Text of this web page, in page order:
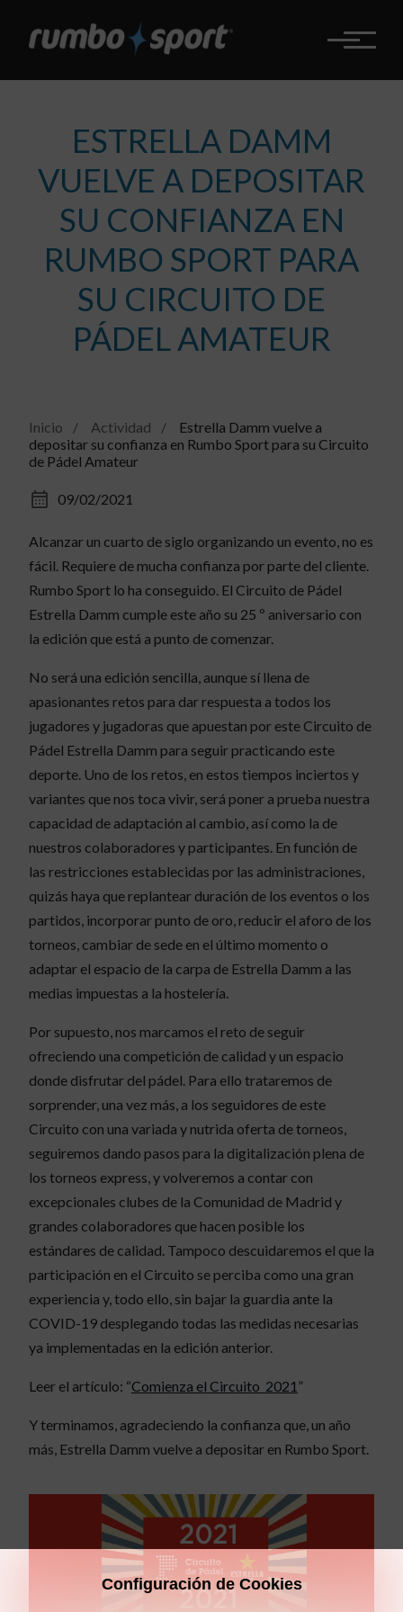
contenido
ESTRELLA DAMM
VUELVE A DEPOSITAR
SU CONFIANZA EN
RUMBO SPORT PARA
SU CIRCUITO DE
PÁDEL AMATEUR
Inicio Actividad
Estrella Damm vuelve a
depositar su confianza en Rumbo Sport para su Circuito
de Pádel Amateur
09/02/2021
Alcanzar un cuarto de siglo organizando un evento, no es
fácil. Requiere de mucha confianza por parte del cliente.
Rumbo Sport lo ha conseguido. El Circuito de Pádel
Estrella Damm cumple este año su 25 º aniversario con
la edición que está a punto de comenzar.
No será una edición sencilla, aunque sí llena de
apasionantes retos para dar respuesta a todos los
jugadores y jugadoras que apuestan por este Circuito de
Pádel Estrella Damm para seguir practicando este
deporte. Uno de los retos, en estos tiempos inciertos y
variantes que nos toca vivir, será poner a prueba nuestra
capacidad de adaptación al cambio, así como la de
nuestros colaboradores y participantes. En función de
las restricciones establecidas por las administraciones,
quizás haya que replantear duración de los eventos o los
partidos, incorporar punto de oro, reducir el aforo de los
torneos, cambiar de sede en el último momento o
adaptar el espacio de la carpa de Estrella Damm a las
medias impuestas a la hostelería.
Por supuesto, nos marcamos el reto de seguir
ofreciendo una competición de calidad y un espacio
donde disfrutar del pádel. Para ello trataremos de
sorprender, una vez más, a los seguidores de este
Circuito con una variada y nutrida oferta de torneos,
seguiremos dando pasos para la digitalización plena de
los torneos express, y volveremos a contar con
excepcionales clubes de la Comunidad de Madrid y
grandes colaboradores que hacen posible los
estándares de calidad. Tampoco descuidaremos el que la
participación en el Circuito se perciba como una gran
experiencia y, todo ello, sin bajar la guardia ante la
COVID-19 desplegando todas las medidas necesarias
ya implementadas en la edición anterior.
Leer el artículo: “Comienza el Circuito 2021 ”
Y terminamos, agradeciendo la confianza que, un año
más, Estrella Damm vuelve a depositar en Rumbo Sport.
Configuración de Cookies